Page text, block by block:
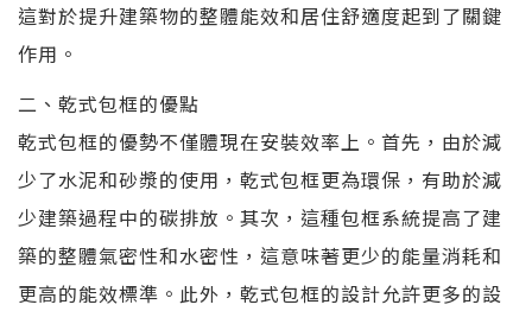
這對於提升建築物的整體能效和居住舒適度起到了關鍵
作用。
二、乾式包框的優點
乾式包框的優勢不僅體現在安裝效率上。首先，由於減
少了水泥和砂漿的使用，乾式包框更為環保，有助於減
少建築過程中的碳排放。其次，這種包框系統提高了建
築的整體氣密性和水密性，這意味著更少的能量消耗和
更高的能效標準。此外，乾式包框的設計允許更多的設